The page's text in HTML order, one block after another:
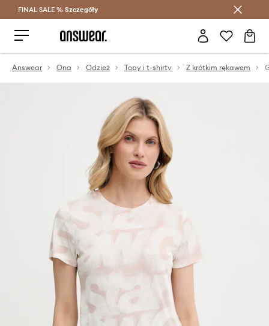
Oszczędzaj z Answear Club >
FINAL SALE % Szczegóły
Answear Ona Odzież Topy i t-shirty Z krótkim rękawem